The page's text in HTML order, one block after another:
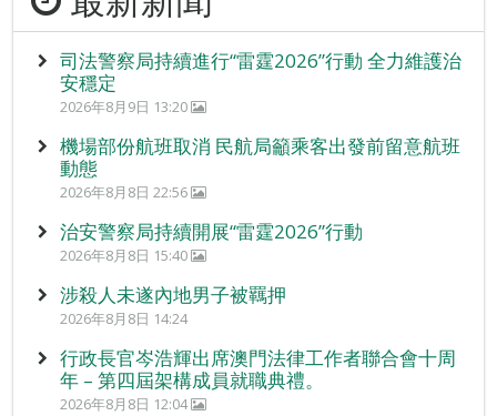
司法警察局持續進行“雷霆2026”行動 全力維護治
安穩定
2026年8月9日 13:20
機場部份航班取消 民航局籲乘客出發前留意航班
動態
2026年8月8日 22:56
治安警察局持續開展“雷霆2026”行動
2026年8月8日 15:40
涉殺人未遂內地男子被羈押
2026年8月8日 14:24
行政長官岑浩輝出席澳門法律工作者聯合會十周
年 – 第四屆架構成員就職典禮。
2026年8月8日 12:04